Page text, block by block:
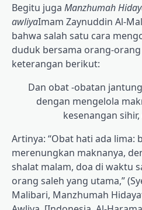
Begitu juga Manzhumah
awliyaImam Zaynuddin Al-
bahwa salah satu cara
duduk bersama orang-orang
keterangan berikut:
Dan obat -obatan
dengan mengelola
kesenangan
Artinya: “Obat hati ada lima:
merenungkan maknanya,
shalat malam, doa di waktu
orang saleh yang utama,”
Malibari, Manzhumah